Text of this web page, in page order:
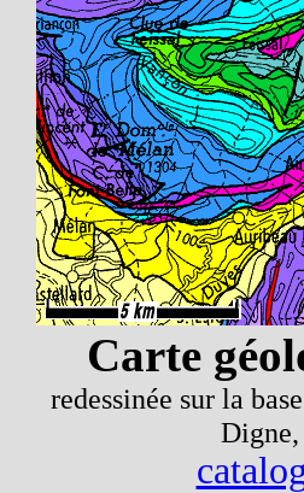
Carte
redessinée sur la